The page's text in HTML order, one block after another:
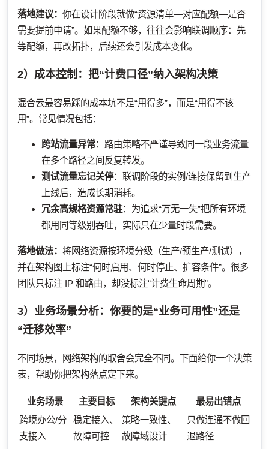
落地建议： 你在设计阶段就做“资源清单—对应配额—是否
需要提前申请”。如果配额不够，往往会影响联调顺序：先
等配额，再改拓扑，后续还会引发成本变化。
2）成本控制：把“计费口径”纳入架构决策
混合云最容易踩的成本坑不是“用得多”，而是“用得不该
用”。常见情况包括：
跨站流量异常：路由策略不严谨导致同一段业务流量
在多个路径之间反复转发。
测试流量忘记关停：联调阶段的实例/连接保留到生产
上线后，造成长期消耗。
冗余高规格资源常驻：为追求“万无一失”把所有环境
都用同等级别吞吐，实际只在少量时段需要。
落地做法： 将网络资源按环境分级（生产/预生产/测试），
并在架构图上标注“何时启用、何时停止、扩容条件”。很多
团队只标注 IP 和路由，却没标注“计费生命周期”。
3）业务场景分析：你要的是“业务可用性”还是
“迁移效率”
不同场景，网络架构的取舍会完全不同。下面给你一个决策
表，帮助你把架构落点定下来。
业务场景 主要目标 架构关键点
最易出错点
跨境办公/分
支接入
稳定接入、
故障可控
策略一致性、
故障域设计
只做连通不做回
退路径